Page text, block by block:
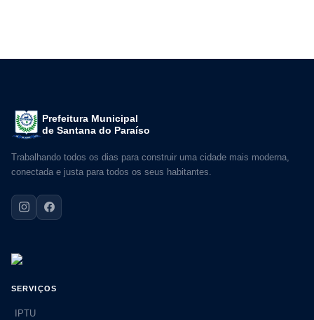
Prefeitura Municipal
de Santana do Paraíso
Trabalhando todos os dias para construir uma cidade mais moderna,
conectada e justa para todos os seus habitantes.
SERVIÇOS
IPTU